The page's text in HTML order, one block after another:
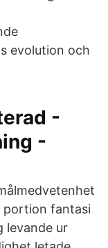
evolution och
-
-
portion fantasi
levande ur